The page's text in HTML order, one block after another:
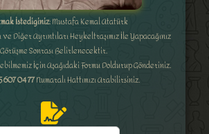
İstediğiniz: Mustafa Kemal Atatürk
ve Diğer Ayrıntıları Heykeltraşımız İle Yapacağınız
Görüşme Sonrası Belirlenecektir.
İçin Aşağıdaki Formu Doldurup Gönderiniz.
607 04 77Numaralı Hattımızı Arabilirsiniz.